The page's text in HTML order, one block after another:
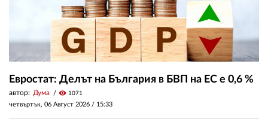
Евростат: Делът на България в БВП на ЕС е 0,6 %
автор: Дума visibility 1071
четвъртък, 06 Август 2026 / 15:33